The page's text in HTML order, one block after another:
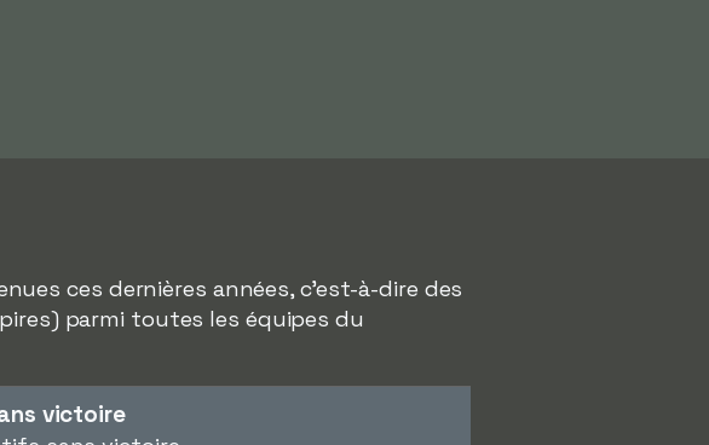
ces dernières années, c'est-à-dire des
parmi toutes les équipes du
victoire